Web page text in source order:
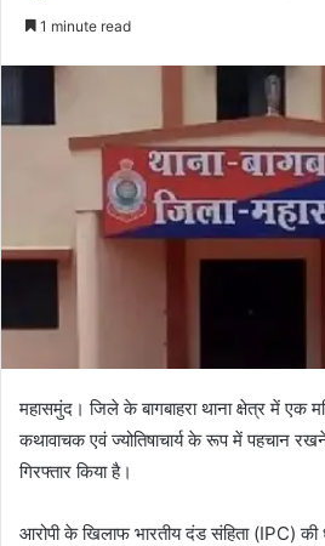
1 minute read
महासमुंद। जिले के बागबाहरा थाना क्षेत्र में एक
कथावाचक एवं ज्योतिषाचार्य के रूप में पहचान
गिरफ्तार किया है।
आरोपी के खिलाफ भारतीय दंड संहिता (IPC)